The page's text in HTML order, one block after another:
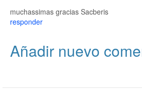
muchassimas gracias Sacberis
responder
Añadir nuevo